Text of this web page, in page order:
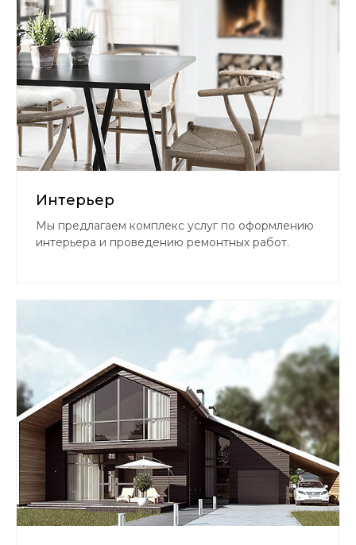
Интерьер
Мы предлагаем комплекс услуг по оформлению
интерьера и проведению ремонтных работ.